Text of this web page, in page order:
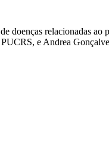
doenças relacionadas
e Andrea